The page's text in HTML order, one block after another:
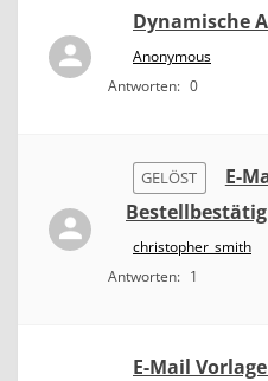
Dynamische
Anonymous
Antworten: 0
GELÖST
E-
christopher_smith
Antworten: 1
E-Mail